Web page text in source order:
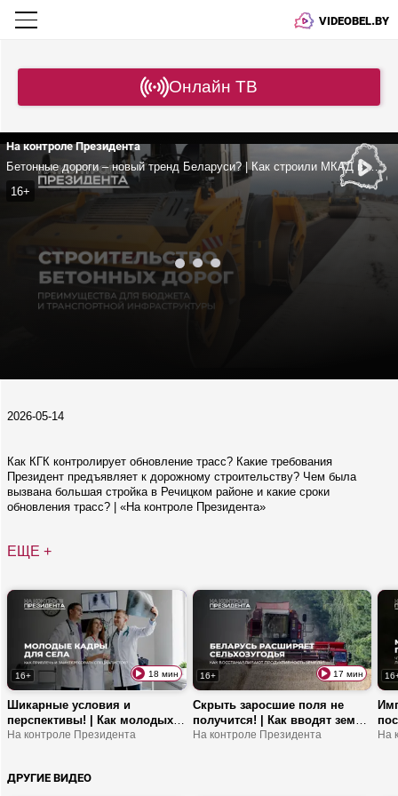
VIDEOBEL.BY
Онлайн ТВ
На контроле Президента
Бетонные дороги – новый тренд Беларуси? | Как строили МКАД в Могилеве? | Про большую стройку в Речицком районе
16+
2026-05-14
Как КГК контролирует обновление трасс? Какие требования
Президент предъявляет к дорожному строительству? Чем была
вызвана большая стройка в Речицком районе и какие сроки
обновления трасс? | «На контроле Президента»
ЕЩЕ +
16+ 18 мин
Шикарные условия и
перспективы! | Как молодых
специалистов закрепляют на
работы
На контроле Президента
16+ 17 мин
Скрыть заросшие поля не
получится! | Как вводят земли
в сельхозоборот? | Какие шаги
На контроле Президента На
ДРУГИЕ ВИДЕО